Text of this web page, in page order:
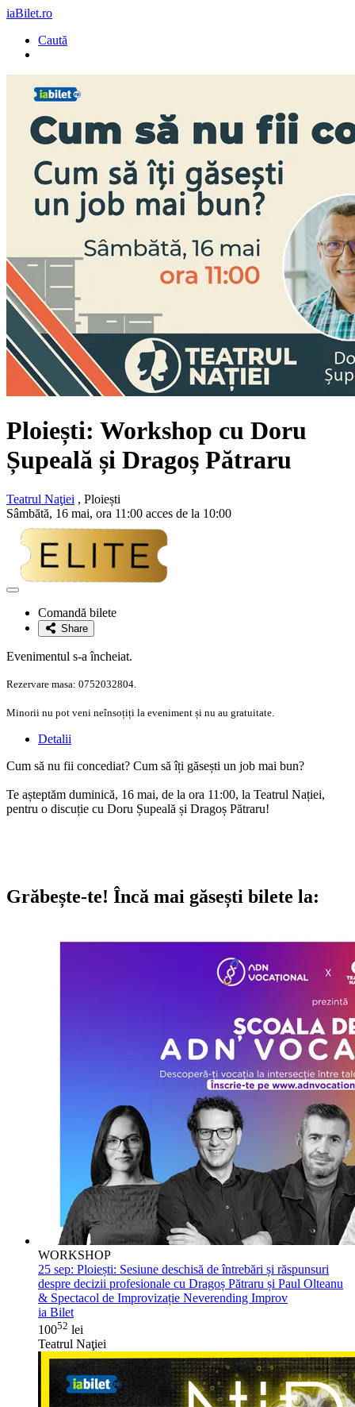
iaBilet.ro
Caută
Ploiești: Workshop cu Doru
Șupeală și Dragoș Pătraru
Teatrul Naţiei , Ploiești
Sâmbătă, 16 mai, ora 11:00 acces de la 10:00
Adaugă
favoriteComandă bilete
Share
Evenimentul s-a încheiat.
Rezervare masa: 0752032804.
Minorii nu pot veni neînsoțiți la eveniment și nu au gratuitate.
Detalii
Cum să nu fii concediat? Cum să îți găsești un job mai bun?
Te așteptăm duminică, 16 mai, de la ora 11:00, la Teatrul Nației,
pentru o discuție cu Doru Șupeală și Dragoș Pătraru!
Grăbește-te! Încă mai găsești bilete la:
WORKSHOP
25 sep: Ploiești: Sesiune deschisă de întrebări și răspunsuri
despre decizii profesionale cu Dragoș Pătraru și Paul Olteanu
& Spectacol de Improvizație Neverending Improv
ia Bilet
10052 lei
Teatrul Naţiei